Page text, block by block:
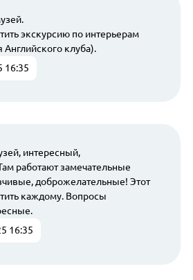
экскурсию по интерьерам
Английского клуба).
16:35
интересный,
работают замечательные
доброжелательные! Этот
каждому. Вопросы
16:35